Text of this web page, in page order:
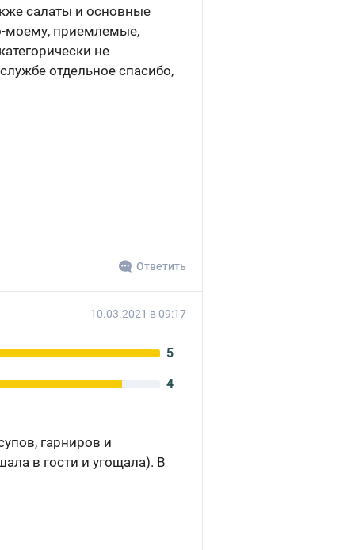
салаты и основные
моему, приемлемые,
не
отдельное спасибо,
Ответить
10.03.2021 в 09:17
5
4
гарниров и
в гости и угощала). В